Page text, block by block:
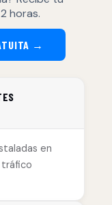
horas.
→
en